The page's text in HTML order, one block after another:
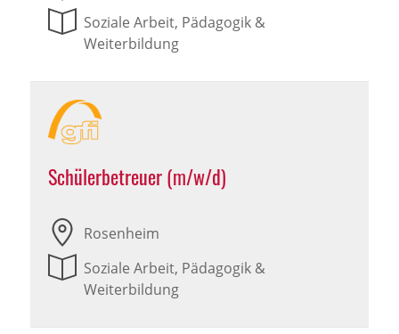
Soziale Arbeit, Pädagogik &
Weiterbildung
Schülerbetreuer (m/w/d)
Rosenheim
Soziale Arbeit, Pädagogik &
Weiterbildung